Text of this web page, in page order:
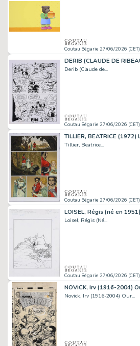
Coutau Bégarie 27/06/2026 (CET)
Derib (Claude de...
Coutau Bégarie 27/06/2026 (CET)
Tillier, Beatrice...
Coutau Bégarie 27/06/2026 (CET)
Loisel, Régis (Né...
Coutau Bégarie 27/06/2026 (CET)
Novick, Irv (1916-2004) Our...